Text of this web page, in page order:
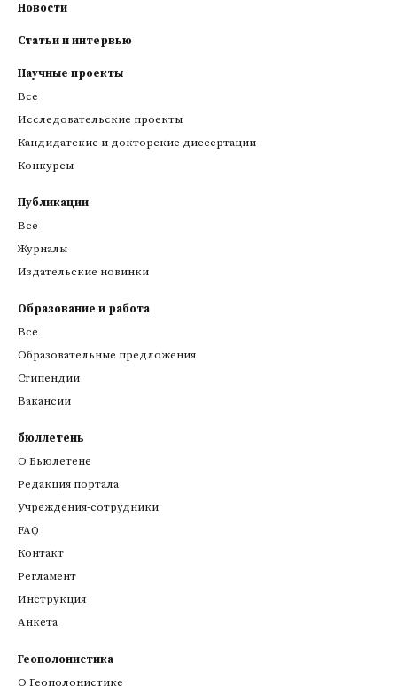
Новости
Статьи и интервью
Научные проекты
Все
Исследовательские проекты
Кандидатские и докторские диссертации
Конкурсы
Публикации
Все
Журналы
Издательские новинки
Образование и работа
Все
Образовательные предложения
Стипендии
Вакансии
бюллетень
О Бьюлетене
Редакция портала
Учреждения-сотрудники
FAQ
Контакт
Регламент
Инструкция
Анкета
Геополонистика
О Геополонистике